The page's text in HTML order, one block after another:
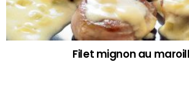
Filet mignon au